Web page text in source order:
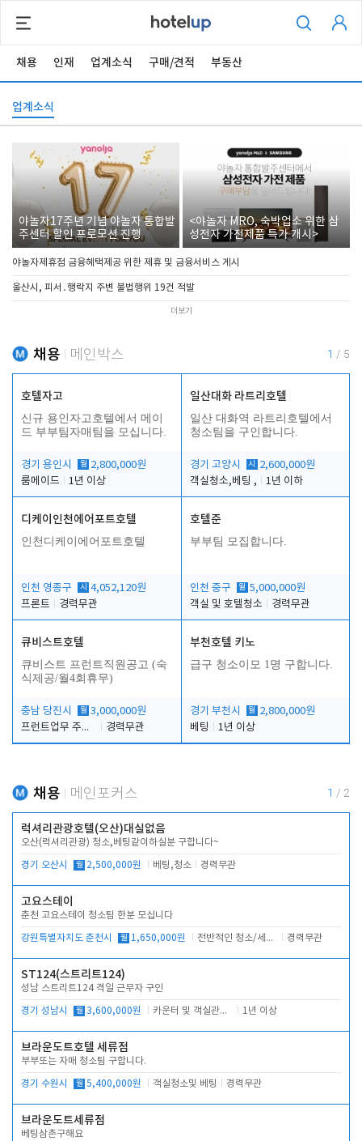
채용 인재 업계소식 구매/견적 부동산
업계소식
야놀자17주년 기념 야놀자 통합발
주센터 할인 프로모션 진행
<야놀자 MRO, 숙박업소 위한 삼
성전자 가전제품 특가 개시>
야놀자제휴점 금융혜택제공 위한 제휴 및 금융서비스 게시
울산시, 피서․행락지 주변 불법행위 19건 적발
더보기
채용 메인박스 1 / 5
호텔자고
신규 용인자고호텔에서 메이
드 부부팀자매팀을 모십니다.
경기 용인시 월 2,800,000원
룸메이드
1년 이상
일산대화 라트리호텔
일산 대화역 라트리호텔에서
청소팀을 구인합니다.
경기 고양시 시
2,600,000원
객실청소,베팅 ,
1년 이하
디케이인천에어포트호텔
인천디케이에어포트호텔
인천 영종구 시 4,052,120원
프론트
경력무관
호텔준
부부팀 모집합니다.
인천 중구 월 5,000,000원
객실 및 호텔청소
경력무관
큐비스트호텔
큐비스트 프런트직원공고 (숙
식제공/월4회휴무)
충남 당진시 월 3,000,000원
프런트업무 주간, 야간
경력무관
부천호텔 키노
급구 청소이모 1명 구합니다.
경기 부천시 월 2,800,000원
베팅
1년 이상
채용 메인포커스 1 / 2
럭셔리관광호텔(오산)대실없음
오산(럭셔리관광) 청소,베팅같이하실분 구합니다~
경기 오산시 월 2,500,000원 베팅,청소 경력무관
고요스테이
춘천 고요스테이 청소팀 한분 모십니다
강원특별자치도 춘천시 월 1,650,000원 전반적인 청소/세탁업무 경력무관
ST124(스트리트124)
성남 스트리트124 격일 근무자 구인
경기 성남시 월 3,600,000원 카운터 및 객실관리 전반 1년 이상
브라운도트호텔 세류점
부부또는 자매 청소팀 구합니다.
경기 수원시 월 5,400,000원 객실청소및 베팅 경력무관
브라운도트세류점
베팅삼촌구해요